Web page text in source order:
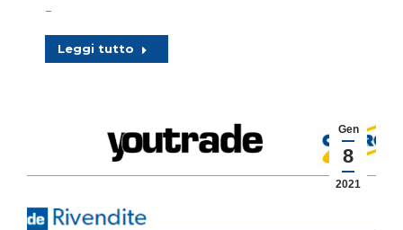
–
Leggi tutto
Gen
8
2021